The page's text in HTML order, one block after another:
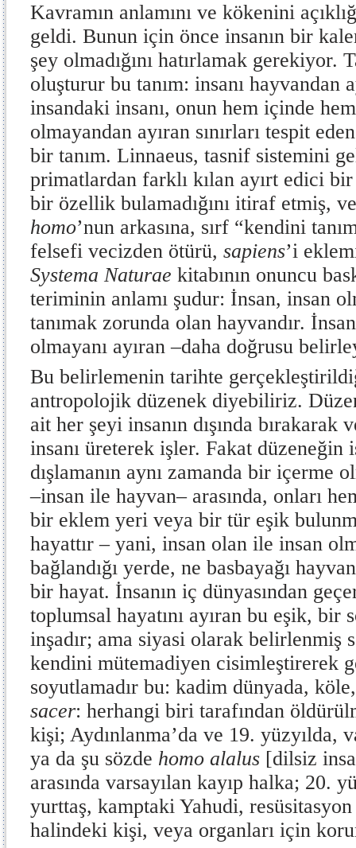
Kavramın anlamını ve kökenini
geldi. Bunun için önce insanın bir
şey olmadığını hatırlamak gerekiyor.
oluşturur bu tanım: insanı hayvandan
insandaki insanı, onun hem içinde hem
olmayandan ayıran sınırları tespit
bir tanım. Linnaeus, tasnif sistemini
primatlardan farklı kılan ayırt edici
bir özellik bulamadığını itiraf etmiş,
homo’nun arkasına, sırf “kendini
felsefi vecizden ötürü, sapiens’i
Systema Naturae kitabının onuncu
teriminin anlamı şudur: İnsan, insan
tanımak zorunda olan hayvandır.
olmayanı ayıran –daha doğrusu
Bu belirlemenin tarihte
antropolojik düzenek diyebiliriz.
ait her şeyi insanın dışında bırakarak
insanı üreterek işler. Fakat düzeneğin
dışlamanın aynı zamanda bir içerme
–insan ile hayvan– arasında, onları
bir eklem yeri veya bir tür eşik
hayattır – yani, insan olan ile insan
bağlandığı yerde, ne basbayağı
bir hayat. İnsanın iç dünyasından
toplumsal hayatını ayıran bu eşik, bir
inşadır; ama siyasi olarak belirlenmiş
kendini mütemadiyen cisimleştirerek
soyutlamadır bu: kadim dünyada,
sacer: herhangi biri tarafından
kişi; Aydınlanma’da ve 19. yüzyılda,
ya da şu sözde homo alalus [dilsiz
arasında varsayılan kayıp halka; 20.
yurttaş, kamptaki Yahudi, resüsitasyon
halindeki kişi, veya organları için